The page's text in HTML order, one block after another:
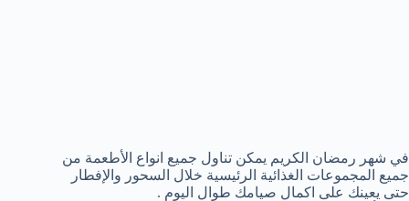
في شهر رمضان الكريم يمكن تناول جميع انواع الأطعمة من
جميع المجموعات الغذائية الرئيسية خلال السحور والإفطار
حتى يعينك على اكمال صيامك طوال اليوم .